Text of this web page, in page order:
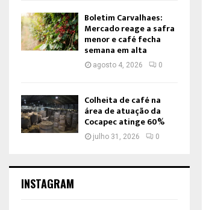
Boletim Carvalhaes:
Mercado reage a safra
menor e café fecha
semana em alta
agosto 4, 2026 0
Colheita de café na
área de atuação da
Cocapec atinge 60%
julho 31, 2026 0
INSTAGRAM